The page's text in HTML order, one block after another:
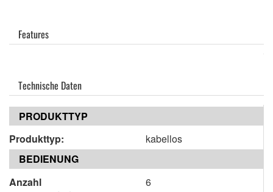
Features
Technische Daten
PRODUKTTYP
Produkttyp:
kabellos
BEDIENUNG
Anzahl
6